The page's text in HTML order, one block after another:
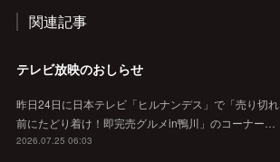
関連記事
テレビ放映のおしらせ
昨日24日に日本テレビ「ヒルナンデス」で「売り切れ
前にたどり着け！即完売グルメin鴨川」のコーナー…
2026.07.25 06:03